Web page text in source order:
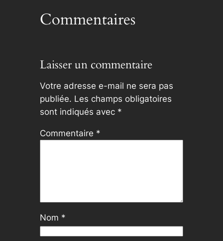
Commentaires
Laisser un commentaire
Votre adresse e-mail ne sera pas
publiée. Les champs obligatoires
sont indiqués avec *
Commentaire *
Nom *